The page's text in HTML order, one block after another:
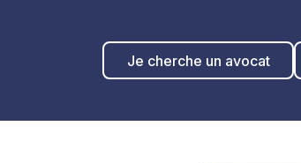
Je cherche un avocat